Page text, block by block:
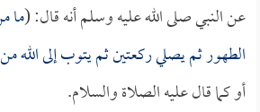
عن النبي صلى الله عليه وسلم أنه قال: (ما
الطهور ثم يصلي ركعتين ثم يتوب إلى الله
أو كما قال عليه الصلاة والسلام.